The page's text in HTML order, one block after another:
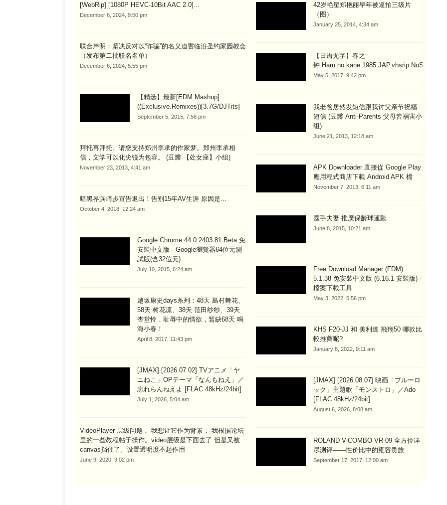
[WebRip] [1080P HEVC-10Bit AAC 2.0]...
December 6, 2024, 9:50 pm
联合声明：坚决反对以“诈骗”的名义迫害临汾圣约家园教会
（发布第二批联名名单）
December 6, 2024, 5:55 pm
【精选】最新[EDM Mashup]
((Exclusive.Remixes))[3.7G/DJTits]
September 5, 2015, 7:56 pm
拜托再拜托。请您支持郑州李承的作家梦。郑州李承相
信，文学可以化尖锐为包容。 (豆瓣 【处女座】小组)
November 23, 2013, 4:41 am
暗黑界滨崎步宣告退出！告别15年AV生涯 原因是...
October 4, 2018, 12:24 am
Google Chrome 44.0.2403.81 Beta 免
安裝中文版 - Google瀏覽器64位元測
試版(含32位元)
July 10, 2015, 6:24 am
越坂康史days系列：48天 島村舞花、
58天 树花凛、38天 范田纱纱、39天
杏堂怜，耻辱中的情欲，暂缺68天 鳴
海小春！
April 8, 2017, 11:43 pm
[JMAX] [2026.07.02] TVアニメ「ヤ
ニねこ」OPテーマ「なんもねえ」／
忘れらんねえよ [FLAC 48kHz/24bit]
July 1, 2026, 5:04 am
VideoPlayer 层级问题， 我想让它作为背景， 我根据论坛
里的一些教程帖子操作。video层级是下面去了 但是又被
canvas挡住了。设置透明度不起作用
June 9, 2020, 9:02 pm
42岁艳星郑艳丽早年被逼拍三级片
（图）
January 25, 2014, 4:34 am
【日语无字】春之
钟
May 5, 2017, 9:42 pm
我老爸居然发短信跟我讨父亲节祝福
短信 (豆瓣 Anti-Parents 父母皆祸害小
组)
June 21, 2013, 12:18 am
APK Downloader 直接從 Google Play
應用程式商店下載 Android APK 檔
November 7, 2013, 6:11 am
國手夫妻 推廣保齡球運動
June 8, 2015, 10:21 am
Free Download Manager (FDM)
5.1.38 免安裝中文版 (6.16.1 安裝版) -
檔案下載工具
May 3, 2022, 5:56 pm
KHS F20-JJ 和 美利達 飛翔50 哪款比
較推薦呢?
January 8, 2022, 9:11 am
[JMAX] [2026.08.07] 映画「ブルーロ
ック」主題歌「モンストロ」／Ado
[FLAC 48kHz/24bit]
August 6, 2026, 8:08 am
ROLAND V-COMBO VR-09 全方位详
尽测评——性价比中的雍容贵族
September 17, 2017, 12:00 am